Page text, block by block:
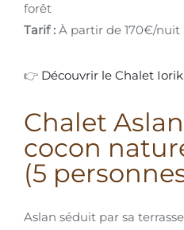
forêt
Tarif : À partir de 170€/nuit
👉 Découvrir le Chalet Iorik
Chalet
cocon
(5
Aslan séduit par sa